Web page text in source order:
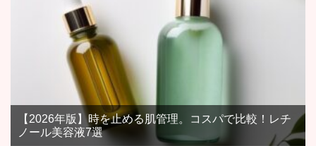
【2026年版】時を止める肌管理。コスパで比較！レチ
ノール美容液7選